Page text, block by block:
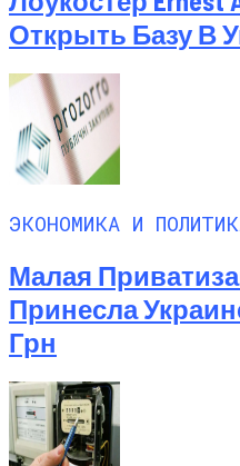
Открыть Базу В
ЭКОНОМИКА И
Малая
Принесла
Грн